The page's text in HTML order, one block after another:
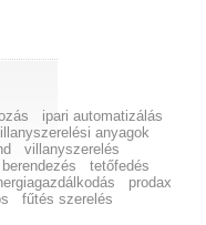
ipari automatizálás
anyagok
villanyszerelés
tetőfedés
prodax
fűtés szerelés